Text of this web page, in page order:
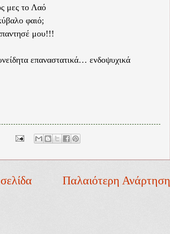
μες το Λαό
φαιό;
μου!!!
επαναστατικά… ενδοψυχικά
Παλαιότερη Ανάρτηση